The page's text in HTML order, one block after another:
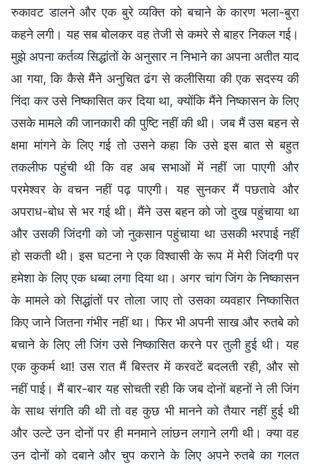
रुकावट डालने और एक बुरे व्यक्ति को बचाने के कारण भला-बुरा
कहने लगी। यह सब बोलकर वह तेजी से कमरे से बाहर निकल गई।
मुझे अपना कर्तव्य सिद्धांतों के अनुसार न निभाने का अपना अतीत याद
आ गया, कि कैसे मैंने अनुचित ढंग से कलीसिया की एक सदस्य की
निंदा कर उसे निष्कासित कर दिया था, क्योंकि मैंने निष्कासन के लिए
उसके मामले की जानकारी की पुष्टि नहीं की थी। जब मैं उस बहन से
क्षमा मांगने के लिए गई तो उसने कहा कि उसे इस बात से बहुत
तकलीफ पहुंची थी कि वह अब सभाओं में नहीं जा पाएगी और
परमेश्वर के वचन नहीं पढ़ पाएगी। यह सुनकर मैं पछतावे और
अपराध-बोध से भर गई थी। मैंने उस बहन को जो दुख पहुंचाया था
और उसकी जिंदगी को जो नुकसान पहुंचाया था उसकी भरपाई नहीं
हो सकती थी। इस घटना ने एक विश्वासी के रूप में मेरी जिंदगी पर
हमेशा के लिए एक धब्बा लगा दिया था। अगर चांग जिंग के निष्कासन
के मामले को सिद्धांतों पर तोला जाए तो उसका व्यवहार निष्कासित
किए जाने जितना गंभीर नहीं था। फिर भी अपनी साख और रुतबे को
बचाने के लिए ली जिंग उसे निष्कासित करने पर तुली हुई थी। यह
एक कुकर्म था! उस रात मैं बिस्तर में करवटें बदलती रही, और सो
नहीं पाई। मैं बार-बार यह सोचती रही कि जब दोनों बहनों ने ली जिंग
के साथ संगति की थी तो वह कुछ भी मानने को तैयार नहीं हुई थी
और उल्टे उन दोनों पर ही मनमाने लांछन लगाने लगी थी। क्या वह
उन दोनों को दबाने और चुप कराने के लिए अपने रुतबे का गलत